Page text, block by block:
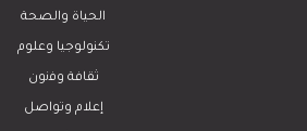
الحياة والصحة
تكنولوجيا وعلوم
ﺛﻘﺎﻓﺔ وﻓﻧون
إعلام وتواصل